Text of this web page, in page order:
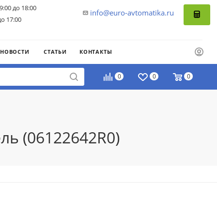
info@euro-avtomatika.ru
до 18:00
17:00
НОВОСТИ СТАТЬИ КОНТАКТЫ
0 0 0
(06122642R0)